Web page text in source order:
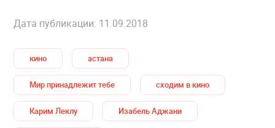
Дата публикации: 11.09.2018
кино астана
Мир принадлежит тебе сходим в кино
Карим Леклу Изабель Аджани